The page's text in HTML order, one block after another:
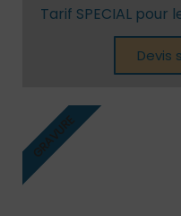
Tarif SPECIAL pour
Devis
GRAVURE